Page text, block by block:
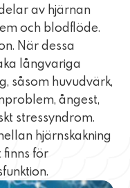
av hjärnan
och blodflöde.
När dessa
långvariga
såsom huvudvärk,
ångest,
stressyndrom.
hjärnskakning
finns för